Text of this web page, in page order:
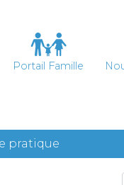
Portail Famille
pratique